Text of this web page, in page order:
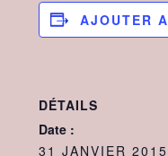
AJOUTER
DÉTAILS
Date :
31 JANVIER 2015